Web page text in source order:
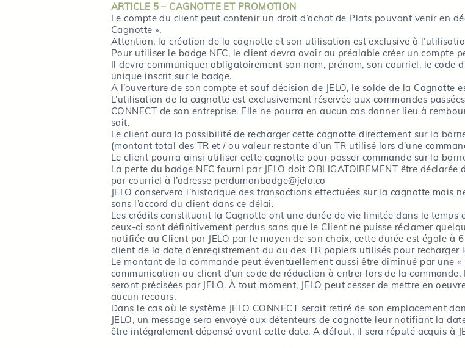
ARTICLE 5 – CAGNOTTE ET PROMOTION
Le compte du client peut contenir un droit d’achat de Plats pouvant venir en
Cagnotte ».
Attention, la création de la cagnotte et son utilisation est exclusive à
Pour utiliser le badge NFC, le client devra avoir au préalable créer un compte
Il devra communiquer obligatoirement son nom, prénom, son courriel, le code
unique inscrit sur le badge.
A l’ouverture de son compte et sauf décision de JELO, le solde de la Cagnotte
L’utilisation de la cagnotte est exclusivement réservée aux commandes
CONNECT de son entreprise. Elle ne pourra en aucun cas donner lieu à
soit.
Le client aura la possibilité de recharger cette cagnotte directement sur la
(montant total des TR et / ou valeur restante d’un TR utilisé lors d’une
Le client pourra ainsi utiliser cette cagnotte pour passer commande sur la
La perte du badge NFC fourni par JELO doit OBLIGATOIREMENT être
par courriel à l’adresse perdumonbadge@jelo.co
JELO conservera l’historique des transactions effectuées sur la cagnotte mais
sans l’accord du client dans ce délai.
Les crédits constituant la Cagnotte ont une durée de vie limitée dans le temps
ceux-ci sont définitivement perdus sans que le Client ne puisse réclamer
notifiée au Client par JELO par le moyen de son choix, cette durée est égale
client de la date d’enregistrement du ou des TR papiers utilisés pour recharger
Le montant de la commande peut éventuellement aussi être diminué par une
communication au client d’un code de réduction à entrer lors de la
seront précisées par JELO. À tout moment, JELO peut cesser de mettre en
aucun recours.
Dans le cas où le système JELO CONNECT serait retiré de son emplacement
JELO, un message sera envoyé aux détenteurs de cagnotte leur notifiant la
être intégralement dépensé avant cette date. A défaut, il sera réputé acquis à